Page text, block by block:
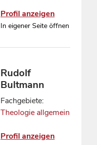
Profil anzeigen
In eigener Seite öffnen
Rudolf
Bultmann
Fachgebiete:
Theologie allgemein
Profil anzeigen